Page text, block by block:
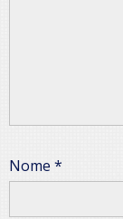
Nome *